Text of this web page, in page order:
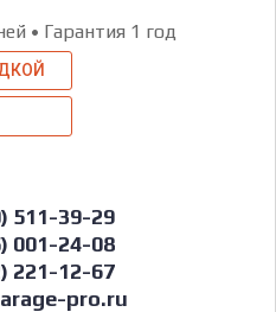
• Гарантия 1 год
511-39-29
001-24-08
221-12-67
pro.ru